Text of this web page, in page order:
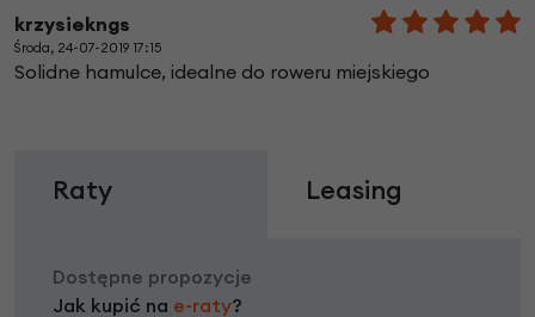
krzysiekngs
Środa, 24-07-2019 17:15
Solidne hamulce, idealne do roweru miejskiego
Raty Leasing
Dostępne propozycje
Jak kupić na e-raty?